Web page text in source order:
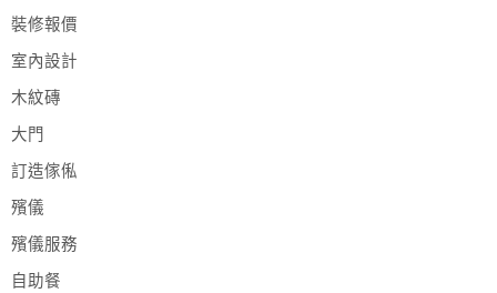
裝修報價
室內設計
木紋磚
大門
訂造傢俬
殯儀
殯儀服務
自助餐